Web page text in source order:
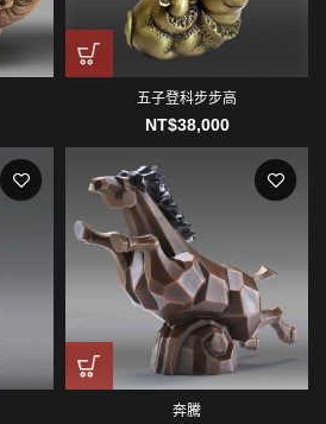
五子登科步步高
NT$38,000
奔騰